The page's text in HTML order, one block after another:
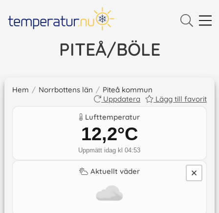
PITEÅ/BÖLE
Hem / Norrbottens län / Piteå kommun
Uppdatera
Lägg till favorit
Lufttemperatur
12,2°C
Uppmätt idag kl 04:53
Aktuellt väder